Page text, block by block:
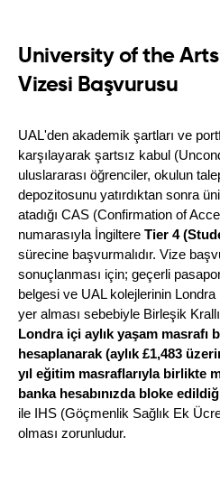
University of the
Vizesi Başvurusu
UAL'den akademik şartları ve
karşılayarak şartsız kabul
uluslararası öğrenciler, okulun
depozitosunu yatırdıktan sonra
atadığı CAS (Confirmation of
numarasıyla İngiltere Tier 4
sürecine başvurmalıdır. Vize
sonuçlanması için; geçerli
belgesi ve UAL kolejlerinin
Londra içi aylık yaşam masrafı
hesaplanarak (aylık £1,483
yıl eğitim masraflarıyla birlikte
banka hesabınızda bloke
ile IHS (Göçmenlik Sağlık Ek
olması zorunludur.